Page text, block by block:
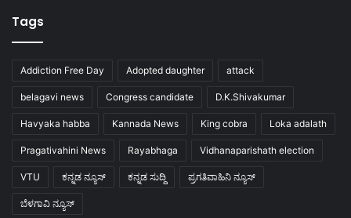
Tags
Addiction Free Day Adopted daughter attack
belagavi news Congress candidate D.K.Shivakumar
Havyaka habba Kannada News King cobra Loka adalath
Pragativahini News Rayabhaga Vidhanaparishath election
VTU ಕನ್ನಡ ನ್ಯೂಸ್ ಕನ್ನಡ ಸುದ್ದಿ ಪ್ರಗತಿವಾಹಿನಿ ನ್ಯೂಸ್
ಬೆಳಗಾವಿ ನ್ಯೂಸ್